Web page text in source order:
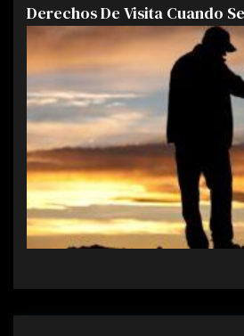
Derechos De Visita Cuando